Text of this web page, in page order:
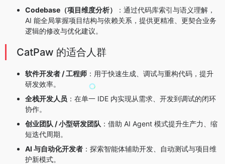
Codebase（项目维度分析）
：通过代码库索引与语义理解，
AI 能全局掌握项目结构与依赖关系，提供更精准、更契合业务
逻辑的修改与优化建议。
CatPaw 的适合人群
软件开发者 / 工程师 ：用于快速生成、调试与重构代码，提升
研发效率。
全栈开发人员 ：在单一 IDE 内实现从需求、开发到调试的闭环
协作。
创业团队 / 小型研发团队 ：借助 AI Agent 模式提升生产力、缩
短迭代周期。
AI 与自动化开发者 ：探索智能体辅助开发、自动测试与项目维
护新模式。